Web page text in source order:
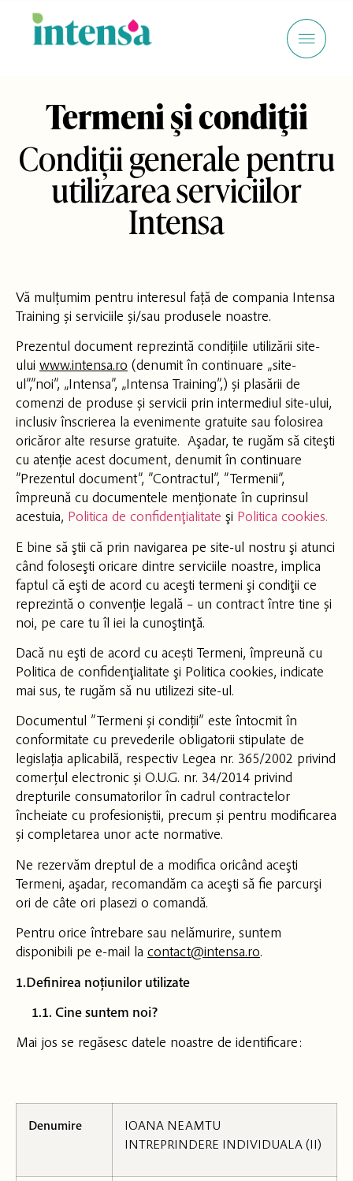
Termeni şi condiţii
Condiții generale pentru
utilizarea serviciilor
Intensa
Vă mulțumim pentru interesul față de compania Intensa
Training și serviciile și/sau produsele noastre.
Prezentul document reprezintă condițiile utilizării site-
ului www.intensa.ro (denumit în continuare „site-
ul”,”noi”, „Intensa”, „Intensa Training”,) și plasării de
comenzi de produse și servicii prin intermediul site-ului,
inclusiv înscrierea la evenimente gratuite sau folosirea
oricăror alte resurse gratuite. Aşadar, te rugăm să citeşti
cu atenție acest document, denumit în continuare
”Prezentul document”, ”Contractul”, ”Termenii”,
împreună cu documentele menționate în cuprinsul
acestuia, Politica de confidenţialitate şi Politica cookies.
E bine să ştii că prin navigarea pe site-ul nostru şi atunci
când foloseşti oricare dintre serviciile noastre, implica
faptul că eşti de acord cu aceşti termeni şi condiţii ce
reprezintă o convenție legală – un contract între tine și
noi, pe care tu îl iei la cunoştinţă.
Dacă nu eşti de acord cu acești Termeni, împreună cu
Politica de confidenţialitate şi Politica cookies, indicate
mai sus, te rugăm să nu utilizezi site-ul.
Documentul ”Termeni și condiții” este întocmit în
conformitate cu prevederile obligatorii stipulate de
legislația aplicabilă, respectiv Legea nr. 365/2002 privind
comerțul electronic și O.U.G. nr. 34/2014 privind
drepturile consumatorilor în cadrul contractelor
încheiate cu profesioniștii, precum și pentru modificarea
și completarea unor acte normative.
Ne rezervăm dreptul de a modifica oricând aceşti
Termeni, aşadar, recomandăm ca aceşti să fie parcurşi
ori de câte ori plasezi o comandă.
Pentru orice întrebare sau nelămurire, suntem
disponibili pe e-mail la contact@intensa.ro.
1.Definirea noțiunilor utilizate
1.1. Cine suntem noi?
Mai jos se regăsesc datele noastre de identificare:
Denumire
IOANA NEAMTU
INTREPRINDERE INDIVIDUALA (II)